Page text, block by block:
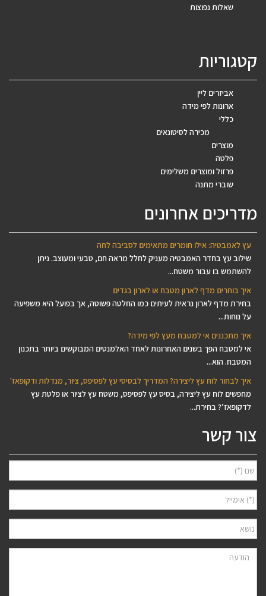
שאלות נפוצות
קטגוריות
אביזרים ליין
ארונות לפי מידה
כללי
מכירה לסיטונאים
מוצרים
פלטה
פרזול ומוצרים משלימים
שוברי מתנה
מדריכים אחרונים
עץ לאמבטיה: אילו חומרים מתאימים לסביבה לחה
שילוב עץ בחדר האמבטיה מעניק לחלל מראה חם, טבעי ומעוצב. ניתן
להשתמש בו עבור משטח...
איך בוחרים מדף לארון מטבח או לארון בגדים
בחירת מדף לארון נראית לעיתים כמו החלטה פשוטה, אך בפועל היא משפיעה
על נוחות...
איך מתכננים אי למטבח מעץ לפי מידה?
אי למטבח הפך בשנים האחרונות לאחד האלמנטים המבוקשים ביותר בתכנון
המטבח. הוא...
איך לבחור לוח עץ ליצירה? המדריך לבסיסי עץ לפסיפס, ציור, מנדלות ודקופאז'
מחפשים לוח עץ ליצירה, בסיס עץ לפסיפס, משטח עץ לציור או פלטת עץ
לדקופאז’? בחירת...
צור קשר